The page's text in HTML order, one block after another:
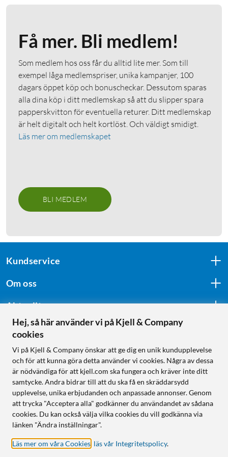
Få mer. Bli medlem!
Som medlem hos oss får du alltid lite mer. Som till
exempel låga medlemspriser, unika kampanjer, 100
dagars öppet köp och bonuscheckar. Dessutom sparas
alla dina köp i ditt medlemskap så att du slipper spara
papperskvitton för eventuella returer. Ditt medlemskap
är helt digitalt och helt kortlöst. Och väldigt smidigt.
Läs mer om medlemskapet
BLI MEDLEM
Kundservice
Om oss
Aktuellt
Följ oss
Handla från:
Sverige
Norge
Hej, så här använder vi på Kjell & Company
cookies
Vi på Kjell & Company önskar att ge dig en unik kundupplevelse
och för att kunna göra detta använder vi cookies. Några av dessa
är nödvändiga för att kjell.com ska fungera och kräver inte ditt
samtycke. Andra bidrar till att du ska få en skräddarsydd
upplevelse, unika erbjudanden och anpassade annonser. Genom
att trycka "Acceptera alla" godkänner du användandet av sådana
cookies. Du kan också välja vilka cookies du vill godkänna via
länken "Ändra inställningar".
Läs mer om våra Cookies läs vår Integritetspolicy.